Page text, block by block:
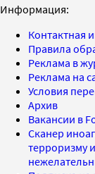
Информация:
Контактная
Правила
Реклама в
Реклама на
Условия
Архив
Вакансии в
Сканер
терроризму